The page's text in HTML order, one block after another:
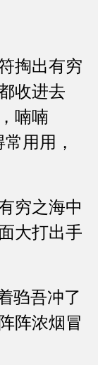
掏出有穷
收进去
喃喃
用用，
穷之海中
大打出手
驺吾冲了
阵浓烟冒